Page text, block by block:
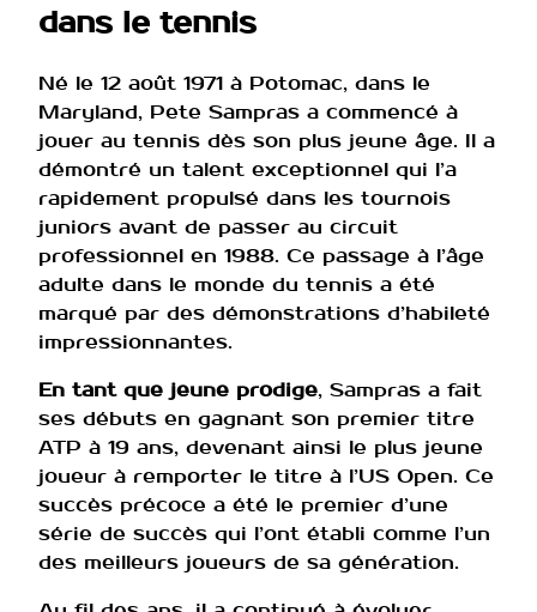
dans le tennis
Né le 12 août 1971 à Potomac, dans le
Maryland, Pete Sampras a commencé à
jouer au tennis dès son plus jeune âge. Il a
démontré un talent exceptionnel qui l’a
rapidement propulsé dans les tournois
juniors avant de passer au circuit
professionnel en 1988. Ce passage à l’âge
adulte dans le monde du tennis a été
marqué par des démonstrations d’habileté
impressionnantes.
En tant que jeune prodige, Sampras a fait
ses débuts en gagnant son premier titre
ATP à 19 ans, devenant ainsi le plus jeune
joueur à remporter le titre à l’US Open. Ce
succès précoce a été le premier d’une
série de succès qui l’ont établi comme l’un
des meilleurs joueurs de sa génération.